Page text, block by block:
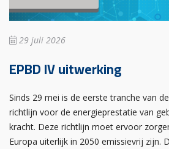
29 juli 2026
EPBD IV uitwerking
Sinds 29 mei is de eerste tranche van
richtlijn voor de energieprestatie van
kracht. Deze richtlijn moet ervoor
Europa uiterlijk in 2050 emissievrij zijn.